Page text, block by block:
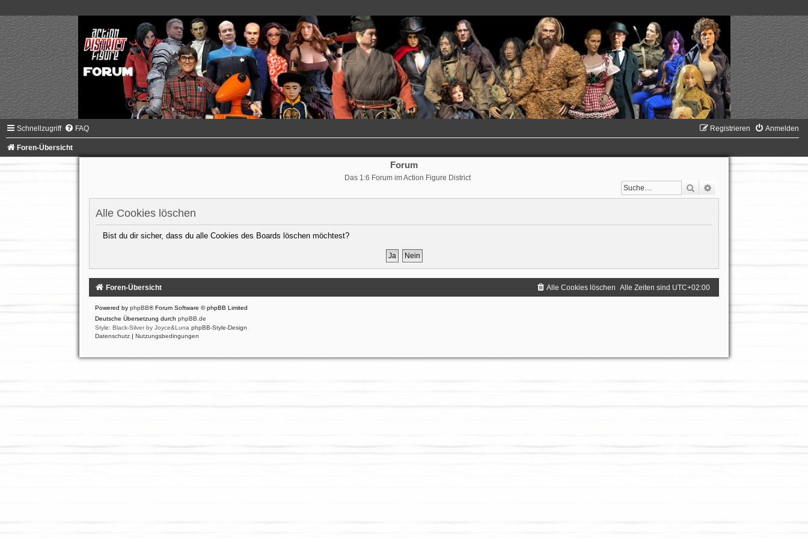
Schnellzugriff FAQ Anmelden
Registrieren
Foren-Übersicht
Forum
Das 1:6 Forum im Action Figure District
Suche
Alle Cookies löschen
Bist du dir sicher, dass du alle Cookies des Boards löschen möchtest?
Foren-Übersicht Alle Zeiten sind UTC+02:00
Alle Cookies löschen
Powered by phpBB® Forum Software © phpBB Limited
Deutsche Übersetzung durch phpBB.de
Style: Black-Silver by Joyce&Luna phpBB-Style-Design
Datenschutz | Nutzungsbedingungen